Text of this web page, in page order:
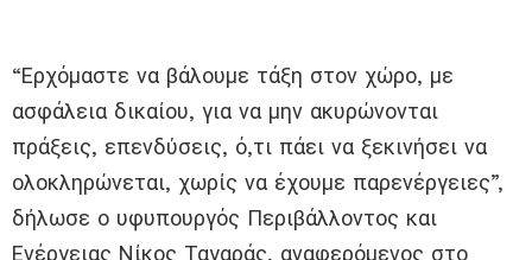
“Ερχόμαστε να βάλουμε τάξη στον χώρο, με
ασφάλεια δικαίου, για να μην ακυρώνονται
πράξεις, επενδύσεις, ό,τι πάει να ξεκινήσει να
ολοκληρώνεται, χωρίς να έχουμε παρενέργειες”,
δήλωσε ο υφυπουργός Περιβάλλοντος και
Ενέργειας Νίκος Ταγαράς, αναφερόμενος στο